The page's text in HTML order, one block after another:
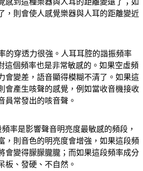
，則會使人感覺樂器與人耳的距離變近
的穿透力很強。人耳耳腔的諧振頻率
這個頻率也是非常敏感的。如果空虛頻
會變差，語音顯得模糊不清了。如果這
會產生咳聲的感覺，例如當收音機接收
員常發出的咳音聲。
率是影響聲音明亮度最敏感的頻段，
，則音色的明亮度會增強，如果這段頻
會變得朦朦朧朧；而如果這段頻率成分
板、發硬、不自然。